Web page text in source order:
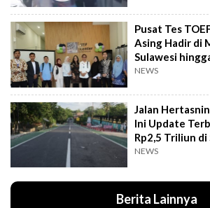
Pusat Tes
Asing Hadir di
Sulawesi
NEWS
Jalan
Ini Update
Rp2,5 Triliun di
NEWS
Berita Lainnya